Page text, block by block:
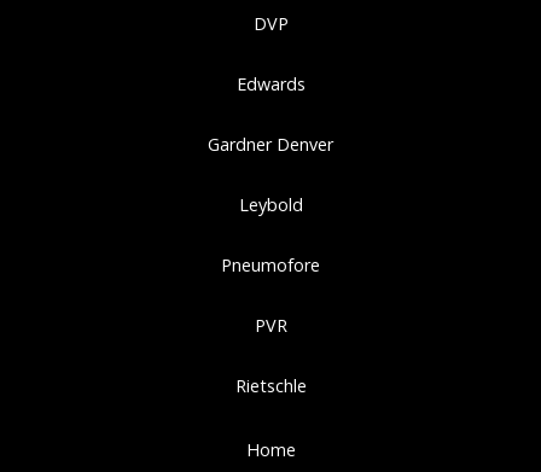
DVP
Edwards
Gardner Denver
Leybold
Pneumofore
PVR
Rietschle
Home